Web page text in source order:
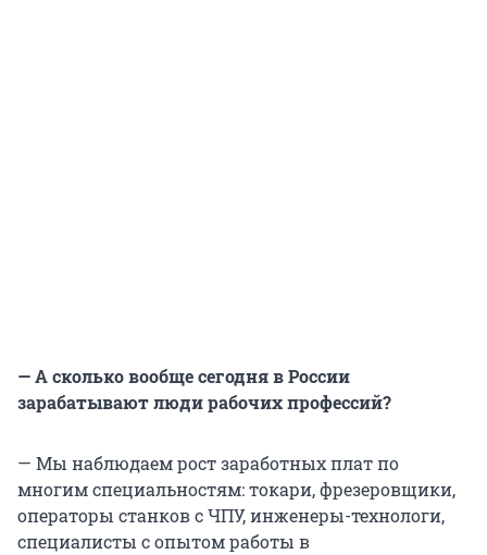
— А сколько вообще сегодня в России
зарабатывают люди рабочих профессий?
— Мы наблюдаем рост заработных плат по
многим специальностям: токари, фрезеровщики,
операторы станков с ЧПУ, инженеры-технологи,
специалисты с опытом работы в